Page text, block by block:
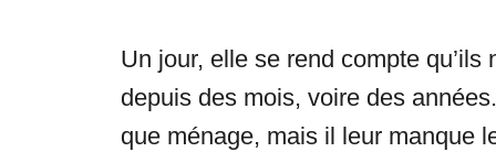
Un jour, elle se rend compte
depuis des mois, voire des
que ménage, mais il leur manque